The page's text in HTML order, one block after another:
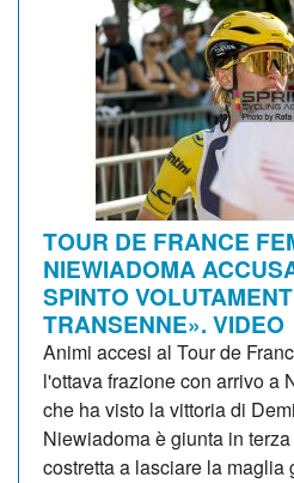
TOUR DE FRANCE
NIEWIADOMA
SPINTO
TRANSENNE». VIDEO
Animi accesi al Tour de
l'ottava frazione con arrivo a
che ha visto la vittoria di
Niewiadoma è giunta in
costretta a lasciare la maglia